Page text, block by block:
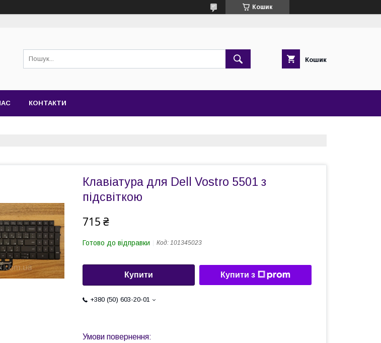
Кошик
Кошик
КОНТАКТИ
Клавіатура для Dell Vostro 5501 з
підсвіткою
715 ₴
Готово до відправки Код: 101345023
Купити Купити з
+380 (50) 603-20-01